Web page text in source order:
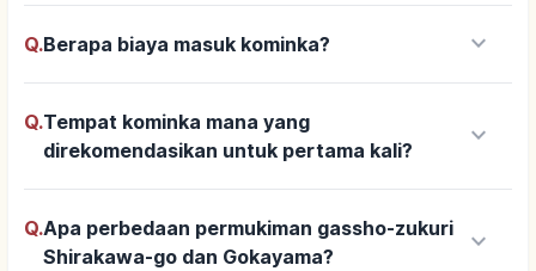
Q.Berapa biaya masuk kominka? keyboard_arrow_down
Q.Tempat kominka mana yang
direkomendasikan untuk pertama kali?
keyboard_arrow_down
Q.Apa perbedaan permukiman gassho-zukuri
Shirakawa-go dan Gokayama?
keyboard_arrow_down